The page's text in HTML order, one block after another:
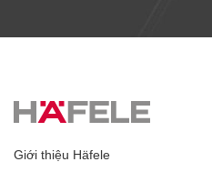
Giới thiệu Häfele